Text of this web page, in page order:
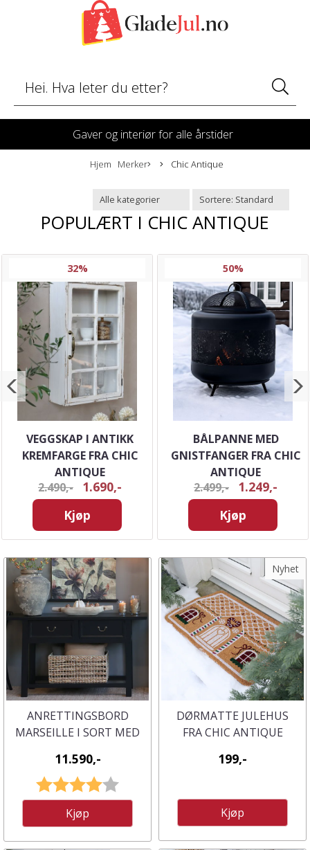
Gaver og interiør for alle årstider
Hjem Merker Chic Antique
POPULÆRT I CHIC ANTIQUE
32%
VEGGSKAP I ANTIKK
KREMFARGE FRA CHIC
ANTIQUE
2.490,-
1.690,-
Kjøp
50%
BÅLPANNE MED
GNISTFANGER FRA CHIC
ANTIQUE
2.499,-
1.249,-
Kjøp
ANRETTINGSBORD
MARSEILLE I SORT MED
ANTIQUE
11.590,-
Karakter:
Kjøp
Nyhet
DØRMATTE JULEHUS
FRA CHIC ANTIQUE
199,-
Kjøp